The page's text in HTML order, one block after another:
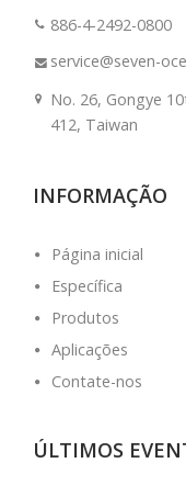
886-4-2492-0800
service@seven-
No. 26, Gongye
412, Taiwan
INFORMAÇÃO
Página inicial
Específica
Produtos
Aplicações
Contate-nos
ÚLTIMOS